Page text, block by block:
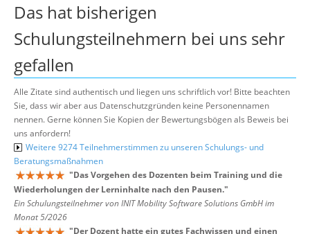
Das hat bisherigen
Schulungsteilnehmern bei uns sehr
gefallen
Alle Zitate sind authentisch und liegen uns schriftlich vor! Bitte beachten
Sie, dass wir aber aus Datenschutzgründen keine Personennamen
nennen. Gerne können Sie Kopien der Bewertungsbögen als Beweis bei
uns anfordern!
Weitere 9274 Teilnehmerstimmen zu unseren Schulungs- und
Beratungsmaßnahmen
"Das Vorgehen des Dozenten beim Training und die
Wiederholungen der Lerninhalte nach den Pausen."
Ein Schulungsteilnehmer von INIT Mobility Software Solutions GmbH im
Monat 5/2026
"Der Dozent hatte ein gutes Fachwissen und einen